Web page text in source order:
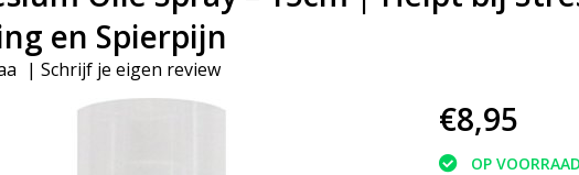
en Spierpijn
| Schrijf je eigen review
€8,95
OP VOORRAAD